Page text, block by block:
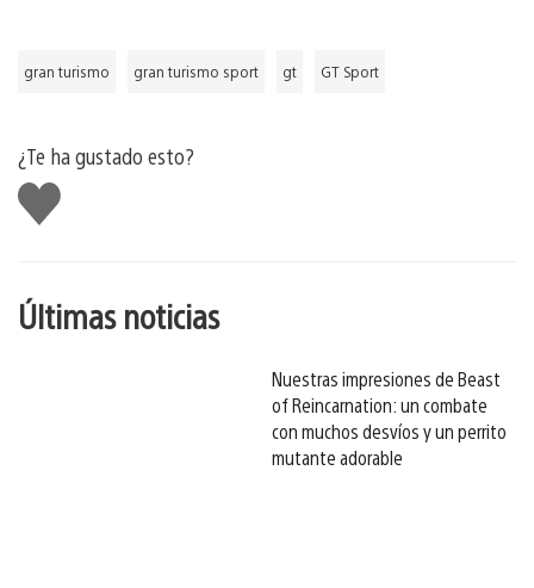
gran turismo gran turismo sport gt GT Sport
¿Te ha gustado esto?
Me
gusta
Últimas noticias
Nuestras impresiones de Beast
of Reincarnation: un combate
con muchos desvíos y un perrito
mutante adorable